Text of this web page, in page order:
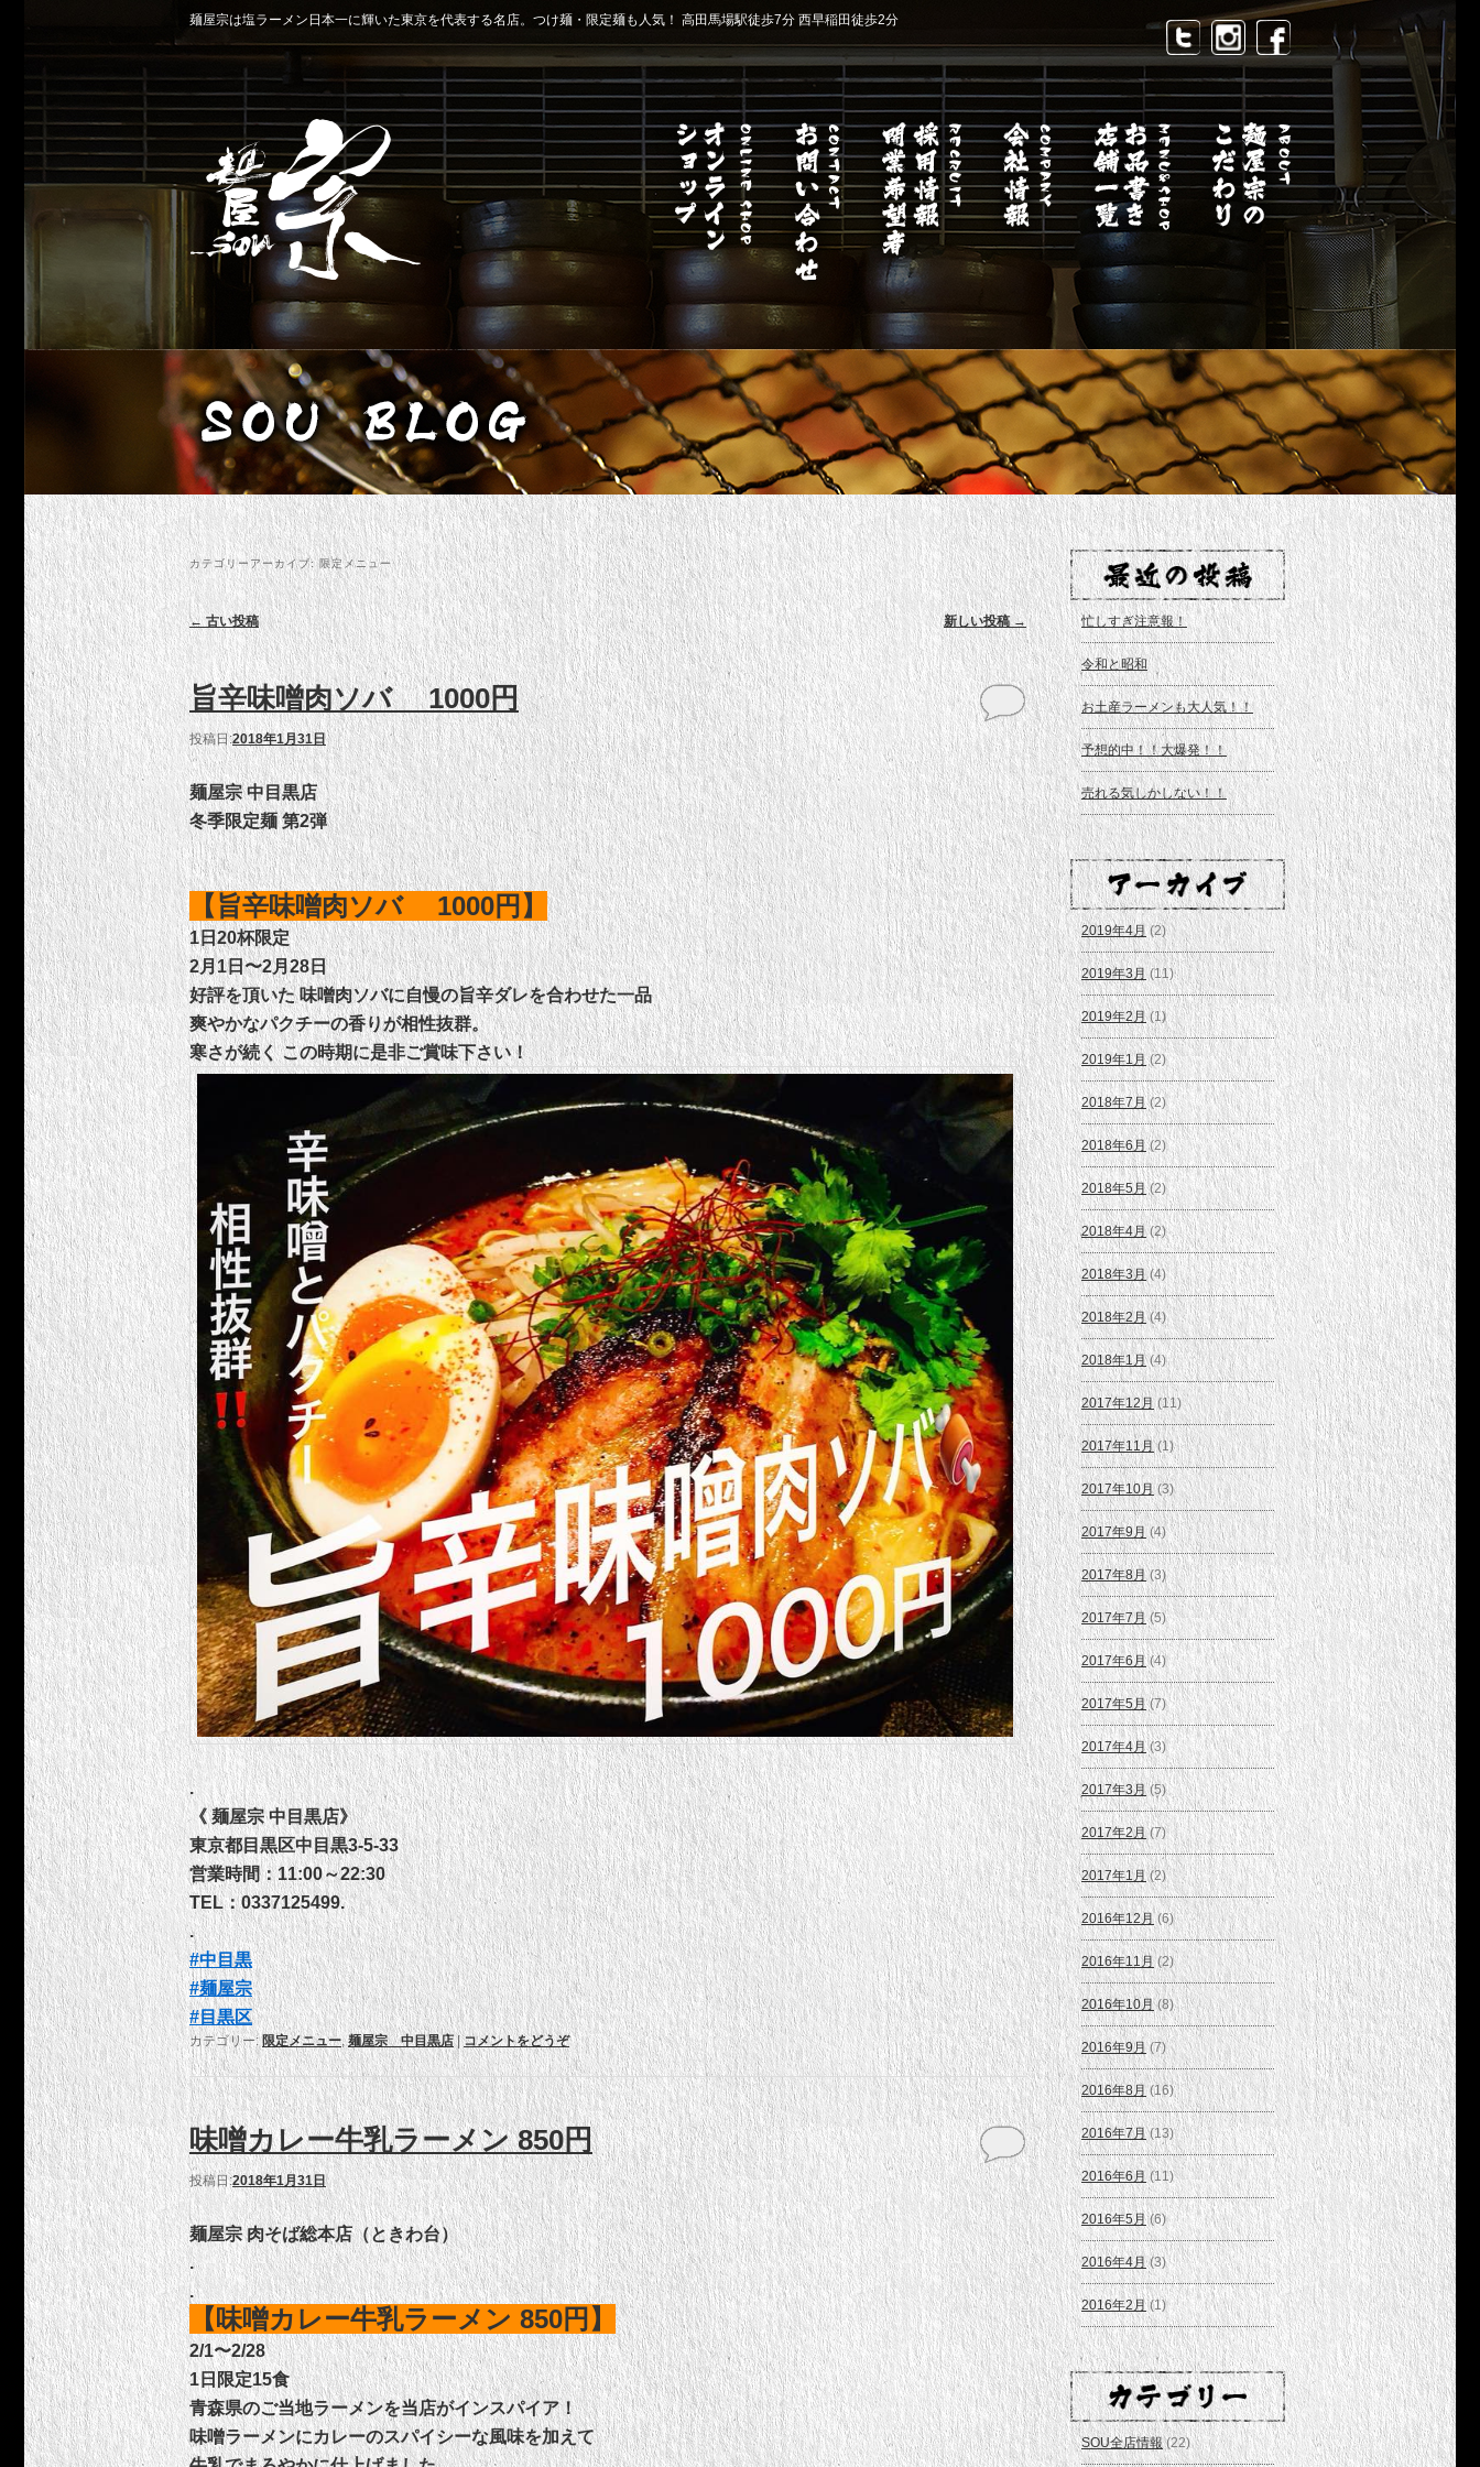
麺屋宗は塩ラーメン日本一に輝いた東京を代表する名店。つけ麺・限定麺も人気！ 高田馬場駅徒歩7分 西早稲田徒歩2分
カテゴリーアーカイブ: 限定メニュー
投稿ナビゲーション
←古い投稿 新しい投稿 →
旨辛味噌肉ソバ 1000円
投稿日:2018年1月31日
麺屋宗 中目黒店
冬季限定麺 第2弾
【旨辛味噌肉ソバ 1000円】
1日20杯限定
2月1日〜2月28日
好評を頂いた 味噌肉ソバに自慢の旨辛ダレを合わせた一品
爽やかなパクチーの香りが相性抜群。
寒さが続く この時期に是非ご賞味下さい！
.
《 麺屋宗 中目黒店》
東京都目黒区中目黒3-5-33
営業時間：11:00～22:30
TEL：0337125499.
.
#中目黒
#麺屋宗
#目黒区
カテゴリー: 限定メニュー,麺屋宗 中目黒店 |コメントをどうぞ
味噌カレー牛乳ラーメン 850円
投稿日:2018年1月31日
麺屋宗 肉そば総本店（ときわ台）
.
.
【味噌カレー牛乳ラーメン 850円】
2/1〜2/28
1日限定15食
青森県のご当地ラーメンを当店がインスパイア！
味噌ラーメンにカレーのスパイシーな風味を加えて
忙しすぎ注意報！
令和と昭和
お土産ラーメンも大人気！！
予想的中！！大爆発！！
売れる気しかしない！！
2019年4月(2)
2019年3月 (11)
2019年2月(1)
2019年1月(2)
2018年7月(2)
2018年6月(2)
2018年5月(2)
2018年4月(2)
2018年3月(4)
2018年2月(4)
2018年1月(4)
2017年12月 (11)
2017年11月(1)
2017年10月(3)
2017年9月 (4)
2017年8月(3)
2017年7月(5)
2017年6月(4)
2017年5月(7)
2017年4月(3)
2017年3月(5)
2017年2月(7)
2017年1月(2)
2016年12月 (6)
2016年11月 (2)
2016年10月(8)
2016年9月 (7)
2016年8月(16)
2016年7月(13)
2016年6月(11)
2016年5月(6)
2016年4月(3)
2016年2月(1)
SOU全店情報(22)